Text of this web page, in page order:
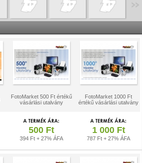
FotoMarket 500 Ft értékű
vásárlási utalvány
FotoMarket 1000 Ft
értékű vásárlási utalvány
500 Ft
394 Ft + 27% ÁFA
1 000 Ft
787 Ft + 27% ÁFA